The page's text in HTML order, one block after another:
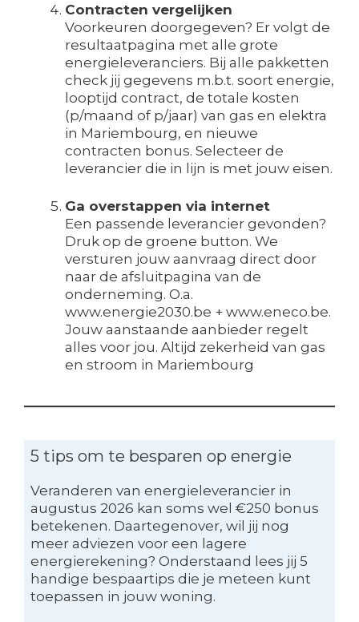
Contracten vergelijken
Voorkeuren doorgegeven? Er volgt de
resultaatpagina met alle grote
energieleveranciers. Bij alle pakketten
check jij gegevens m.b.t. soort energie,
looptijd contract, de totale kosten
(p/maand of p/jaar) van gas en elektra
in Mariembourg, en nieuwe
contracten bonus. Selecteer de
leverancier die in lijn is met jouw eisen.
Ga overstappen via internet
Een passende leverancier gevonden?
Druk op de groene button. We
versturen jouw aanvraag direct door
naar de afsluitpagina van de
onderneming. O.a.
www.energie2030.be + www.eneco.be.
Jouw aanstaande aanbieder regelt
alles voor jou. Altijd zekerheid van gas
en stroom in Mariembourg
5 tips om te besparen op energie
Veranderen van energieleverancier in
augustus 2026 kan soms wel €250 bonus
betekenen. Daartegenover, wil jij nog
meer adviezen voor een lagere
energierekening? Onderstaand lees jij 5
handige bespaartips die je meteen kunt
toepassen in jouw woning.